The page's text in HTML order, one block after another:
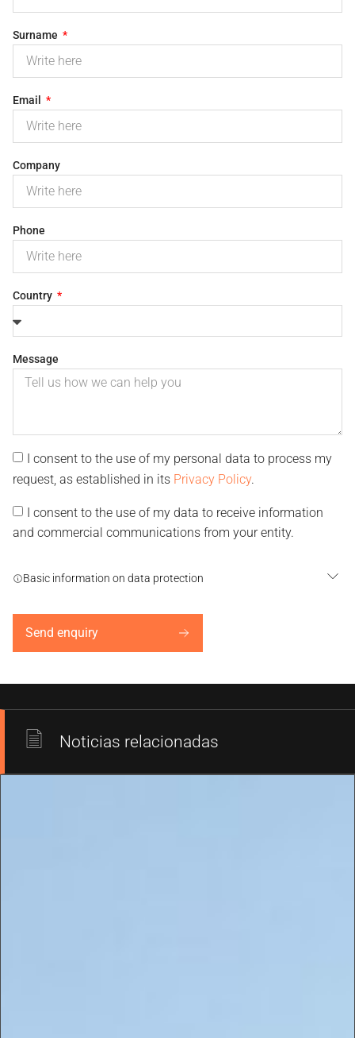
Surname
Email
Company
Phone
Country
Message
I consent to the use of my personal data to process my
request, as established in its Privacy Policy.
I consent to the use of my data to receive information
and commercial communications from your entity.
Basic information on data protection
Send enquiry
Noticias relacionadas